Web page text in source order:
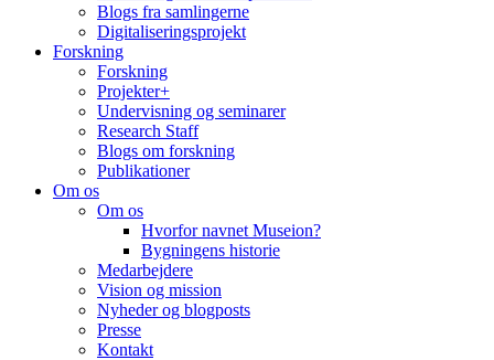
Blogs fra samlingerne
Digitaliseringsprojekt
Forskning
Forskning
Projekter+
Undervisning og seminarer
Research Staff
Blogs om forskning
Publikationer
Om os
Om os
Hvorfor navnet Museion?
Bygningens historie
Medarbejdere
Vision og mission
Nyheder og blogposts
Presse
Kontakt